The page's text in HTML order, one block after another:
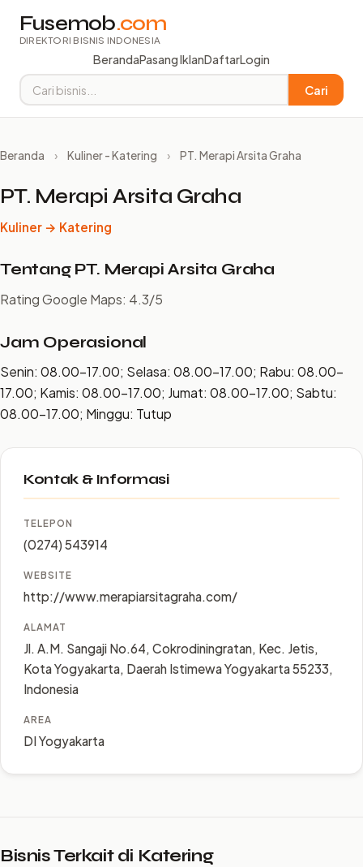
Fusemob.com
DIREKTORI BISNIS INDONESIA
BerandaPasang IklanDaftarLogin
Cari
Beranda › Kuliner - Katering › PT. Merapi Arsita Graha
PT. Merapi Arsita Graha
Kuliner → Katering
Tentang PT. Merapi Arsita Graha
Rating Google Maps: 4.3/5
Jam Operasional
Senin: 08.00–17.00; Selasa: 08.00–17.00; Rabu: 08.00–
17.00; Kamis: 08.00–17.00; Jumat: 08.00–17.00; Sabtu:
08.00–17.00; Minggu: Tutup
Kontak & Informasi
TELEPON
(0274) 543914
WEBSITE
http://www.merapiarsitagraha.com/
ALAMAT
Jl. A.M. Sangaji No.64, Cokrodiningratan, Kec. Jetis,
Kota Yogyakarta, Daerah Istimewa Yogyakarta 55233,
Indonesia
AREA
DI Yogyakarta
Bisnis Terkait di Katering